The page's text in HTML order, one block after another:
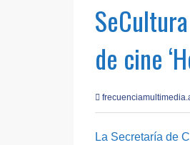
de cine
La Secretaría de